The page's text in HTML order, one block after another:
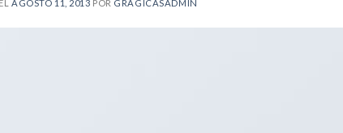
AGOSTO 11, 2013 POR GRAGICASADMIN